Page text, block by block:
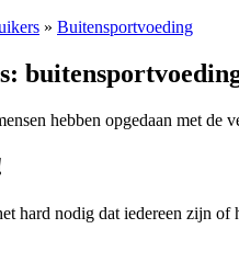
» Buitensportvoeding
hebben opgedaan met
hard nodig dat iedereen zijn